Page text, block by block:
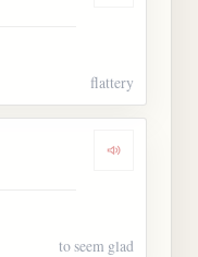
flattery
Dengarkan
to seem glad